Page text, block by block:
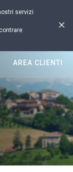
servizi
AREA CLIENTI